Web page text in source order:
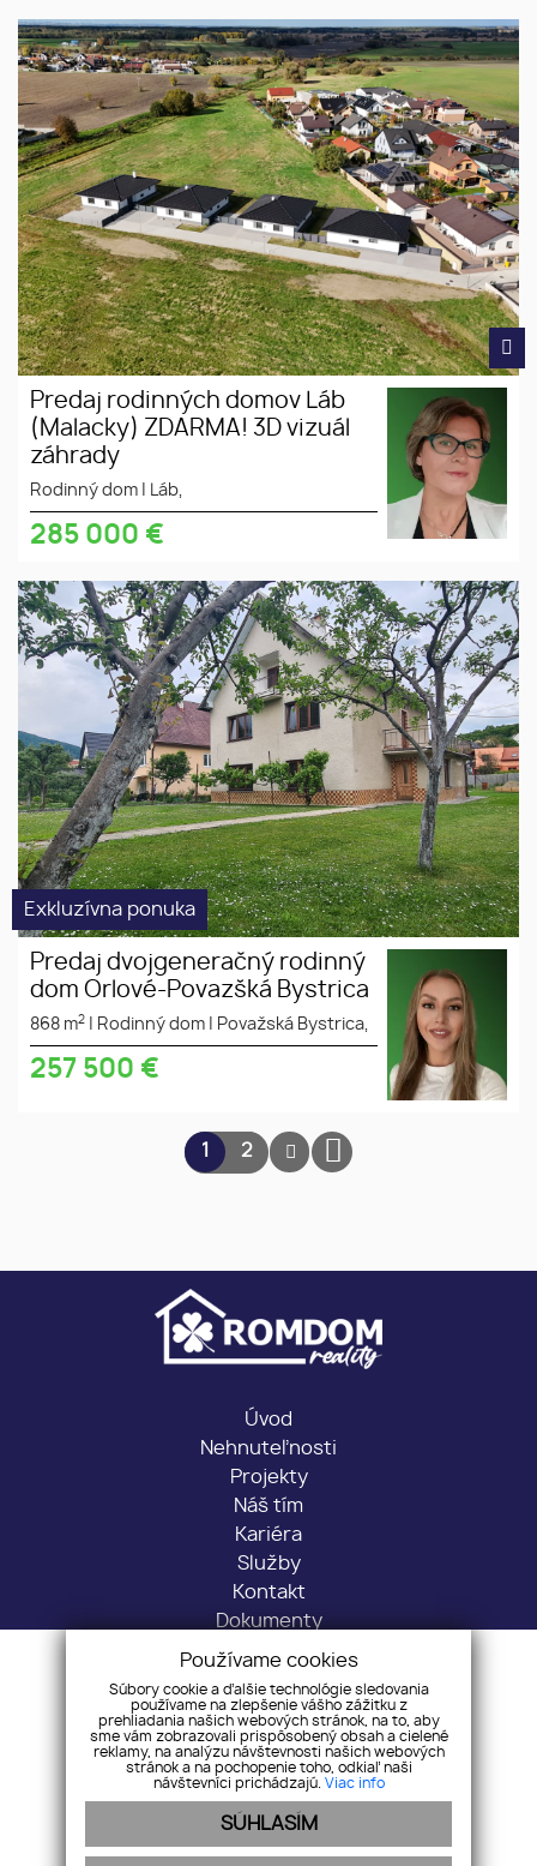
Na predaj: Murované 4-izbové
bungalovy Laguna v obci Láb,
okres Malacky. NOVINKA!
Služby ZÁHRADNEJ
ARCHITEKTÚRY ZDARMA (Návrh
3D vizualizácie)
Rodinný dom
Predaj rodinných domov Láb
(Malacky) ZDARMA! 3D vizuál
záhrady
Rodinný dom Láb,
285 000 €
Exkluzívna ponuka
Predaj dvojgeneračný rodinný
dom Orlové-Povazšká Bystrica
868 m2 Rodinný dom Považská Bystrica,
257 500 €
1 2
Úvod
Nehnuteľnosti
Projekty
Náš tím
Kariéra
Služby
Kontakt
Dokumenty
Sídlo: Predmestská 1716/30, 01001 Žilina
Kancelária: Veľká Okružná 43, 010 01 Žilina
+421 917 451 653
info@romdom.sk
Pridajte si nás
Používame cookies
Súbory cookie a ďalšie technológie sledovania
používame na zlepšenie vášho zážitku z
prehliadania našich webových stránok, na to, aby
sme vám zobrazovali prispôsobený obsah a cielené
reklamy, na analýzu návštevnosti našich webových
stránok a na pochopenie toho, odkiaľ naši
návštevníci prichádzajú. Viac info
SÚHLASÍM